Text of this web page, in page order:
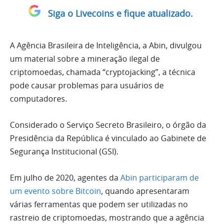
Siga o Livecoins e fique atualizado.
A Agência Brasileira de Inteligência, a Abin, divulgou
um material sobre a mineração ilegal de
criptomoedas, chamada “cryptojacking”, a técnica
pode causar problemas para usuários de
computadores.
Considerado o Serviço Secreto Brasileiro, o órgão da
Presidência da República é vinculado ao Gabinete de
Segurança Institucional (GSI).
Em julho de 2020, agentes da Abin participaram de
um evento sobre Bitcoin, quando apresentaram
várias ferramentas que podem ser utilizadas no
rastreio de criptomoedas, mostrando que a agência